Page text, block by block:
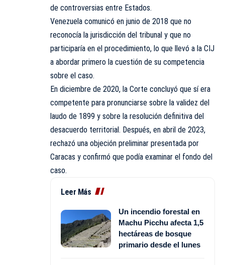
de controversias entre Estados.
Venezuela comunicó en junio de 2018 que no
reconocía la jurisdicción del tribunal y que no
participaría en el procedimiento, lo que llevó a la CIJ
a abordar primero la cuestión de su competencia
sobre el caso.
En diciembre de 2020, la Corte concluyó que sí era
competente para pronunciarse sobre la validez del
laudo de 1899 y sobre la resolución definitiva del
desacuerdo territorial. Después, en abril de 2023,
rechazó una objeción preliminar presentada por
Caracas y confirmó que podía examinar el fondo del
caso.
Leer Más
Un incendio forestal en
Machu Picchu afecta 1,5
hectáreas de bosque
primario desde el lunes